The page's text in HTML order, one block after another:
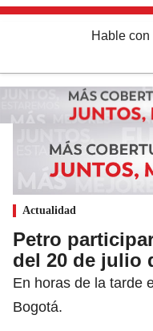
Hable con
Actualidad
Petro
del 20 de julio
En horas de la tarde
Bogotá.